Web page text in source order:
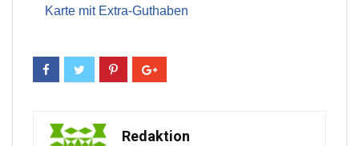
Karte mit Extra-Guthaben
Redaktion